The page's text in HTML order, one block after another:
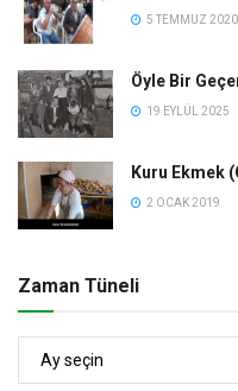
5 TEMMUZ 2020
Öyle Bir
19 EYLÜL 2025
Kuru Ekmek
2 OCAK 2019
Zaman Tüneli
Zaman
Tüneli